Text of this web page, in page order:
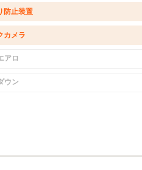
防止装置
カメラ
アロ
ウン